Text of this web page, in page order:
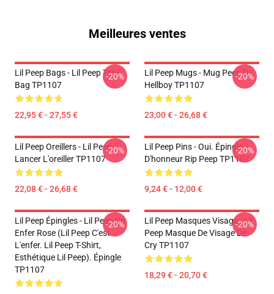
Meilleures ventes
Lil Peep Bags - Lil Peep Tote
Bag TP1107
22,95 € - 27,55 €
-20%
Lil Peep Mugs - Mug Peep De
Hellboy TP1107
23,00 € - 26,68 €
-20%
Lil Peep Oreillers - Lil Peep
Lancer L'oreiller TP1107
22,08 € - 26,68 €
-20%
Lil Peep Pins - Oui. Épingle
D'honneur Rip Peep TP1107
9,24 € - 12,00 €
-20%
Lil Peep Épingles - Lil Peep Un
Enfer Rose (Lil Peep C'est
L'enfer. Lil Peep T-Shirt,
Esthétique Lil Peep). Épingle
TP1107
-20%
Lil Peep Masques Visage - Lil
Peep Masque De Visage De
Cry TP1107
18,29 € - 20,70 €
-20%